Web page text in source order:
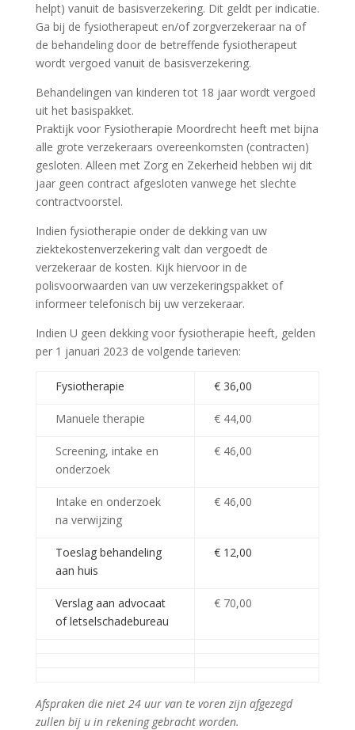
helpt) vanuit de basisverzekering. Dit geldt per indicatie.
Ga bij de fysiotherapeut en/of zorgverzekeraar na of
de behandeling door de betreffende fysiotherapeut
wordt vergoed vanuit de basisverzekering.
Behandelingen van kinderen tot 18 jaar wordt vergoed
uit het basispakket.
Praktijk voor Fysiotherapie Moordrecht heeft met bijna
alle grote verzekeraars overeenkomsten (contracten)
gesloten. Alleen met Zorg en Zekerheid hebben wij dit
jaar geen contract afgesloten vanwege het slechte
contractvoorstel.
Indien fysiotherapie onder de dekking van uw
ziektekostenverzekering valt dan vergoedt de
verzekeraar de kosten. Kijk hiervoor in de
polisvoorwaarden van uw verzekeringspakket of
informeer telefonisch bij uw verzekeraar.
Indien U geen dekking voor fysiotherapie heeft, gelden
per 1 januari 2023 de volgende tarieven:
Fysiotherapie € 36,00
Manuele therapie € 44,00
Screening, intake en
onderzoek
€ 46,00
Intake en onderzoek
na verwijzing
€ 46,00
Toeslag behandeling
aan huis
€ 12,00
Verslag aan advocaat
of letselschadebureau
€ 70,00
Afspraken die niet 24 uur van te voren zijn afgezegd
zullen bij u in rekening gebracht worden.